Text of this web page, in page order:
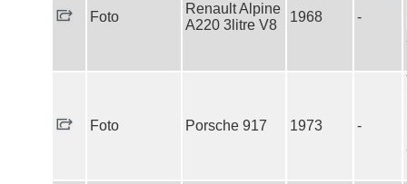
Foto
Renault Alpine
A220 3litre V8
1968
-
Foto Porsche 917 1973
-